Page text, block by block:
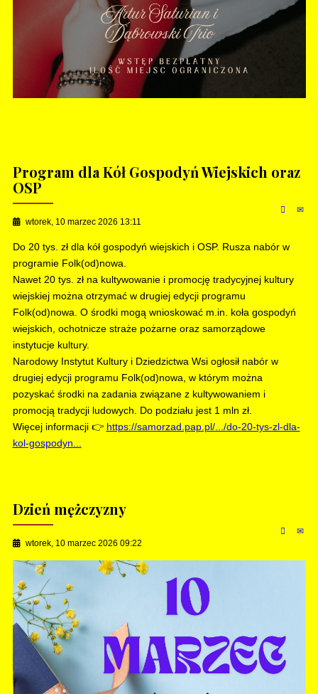
Program dla Kół Gospodyń Wiejskich oraz
OSP
wtorek, 10 marzec 2026 13:11
Do 20 tys. zł dla kół gospodyń wiejskich i OSP. Rusza nabór w
programie Folk(od)nowa.
Nawet 20 tys. zł na kultywowanie i promocję tradycyjnej kultury
wiejskiej można otrzymać w drugiej edycji programu
Folk(od)nowa. O środki mogą wnioskować m.in. koła gospodyń
wiejskich, ochotnicze straże pożarne oraz samorządowe
instytucje kultury.
Narodowy Instytut Kultury i Dziedzictwa Wsi ogłosił nabór w
drugiej edycji programu Folk(od)nowa, w którym można
pozyskać środki na zadania związane z kultywowaniem i
promocją tradycji ludowych. Do podziału jest 1 mln zł.
Więcej informacji 👉 https://samorzad.pap.pl/.../do-20-tys-zl-dla-
kol-gospodyn...
Dzień mężczyzny
wtorek, 10 marzec 2026 09:22